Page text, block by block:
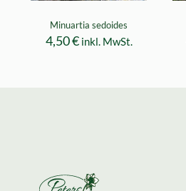
Minuartia sedoides
4,50€ inkl. MwSt.